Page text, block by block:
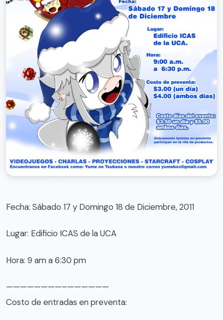
Fecha: Sábado 17 y Domingo 18 de Diciembre, 2011
Lugar: Edificio ICAS de la UCA
Hora: 9 am a 6:30 pm
————————–——————
Costo de entradas en preventa: